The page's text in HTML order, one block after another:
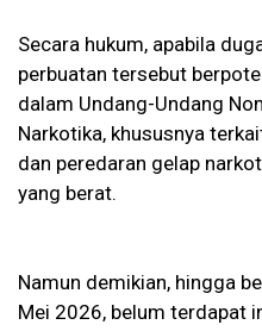
Secara hukum, apabila
perbuatan tersebut
dalam Undang-Undang
Narkotika, khususnya
dan peredaran gelap
yang berat.
Namun demikian, hingga
Mei 2026, belum terdapat